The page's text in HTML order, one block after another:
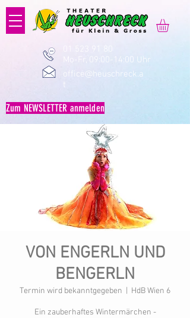
Zum NEWSLETTER anmelden
01 523 91 80
Mo-Fr, 09:00-14:00 Uhr
office@heuschreck.a
t
VON ENGERLN UND
BENGERLN
Termin wird bekanntgegeben HdB Wien 6
Ein zauberhaftes Wintermärchen -